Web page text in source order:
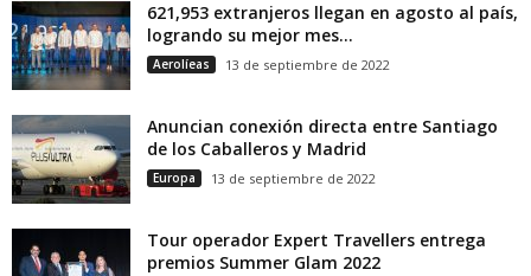
621,953 extranjeros llegan en agosto al país,
logrando su mejor mes...
Aerolíeas 13 de septiembre de 2022
Anuncian conexión directa entre Santiago
de los Caballeros y Madrid
Europa 13 de septiembre de 2022
Tour operador Expert Travellers entrega
premios Summer Glam 2022